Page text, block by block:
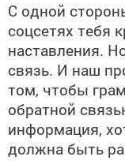
С одной
соцсетях тебя
наставления.
связь. И наш
том, чтобы
обратной
информация,
должна быть